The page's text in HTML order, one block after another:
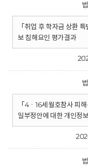
「취업 후 학자금 상환
보 침해요인 평가결과
「4ㆍ16세월호참사 피
일부정안에 대한 개인정